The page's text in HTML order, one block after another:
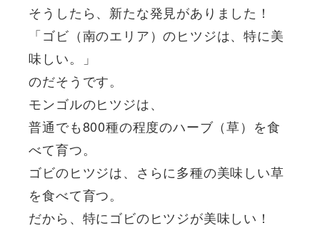
そうしたら、新たな発見がありました！
「ゴビ（南のエリア）のヒツジは、特に美
味しい。」
のだそうです。
モンゴルのヒツジは、
普通でも800種の程度のハーブ（草）を食
べて育つ。
ゴビのヒツジは、さらに多種の美味しい草
を食べて育つ。
だから、特にゴビのヒツジが美味しい！